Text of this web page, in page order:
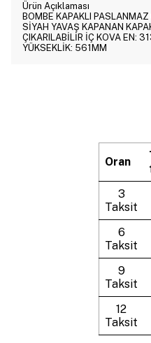
Ürün Açıklaması
BOMBE KAPAKLI
SİYAH YAVAŞ KAPANAN
ÇIKARILABİLİR İÇ KOVA EN:
YÜKSEKLİK: 561MM
Oran
3
Taksit
6
Taksit
9
Taksit
12
Taksit